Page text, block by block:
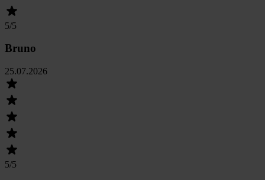
5/5
Bruno
25.07.2026
5/5